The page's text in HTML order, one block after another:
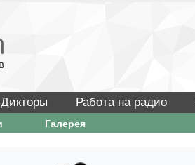
Дикторы Работа на радио
Галерея